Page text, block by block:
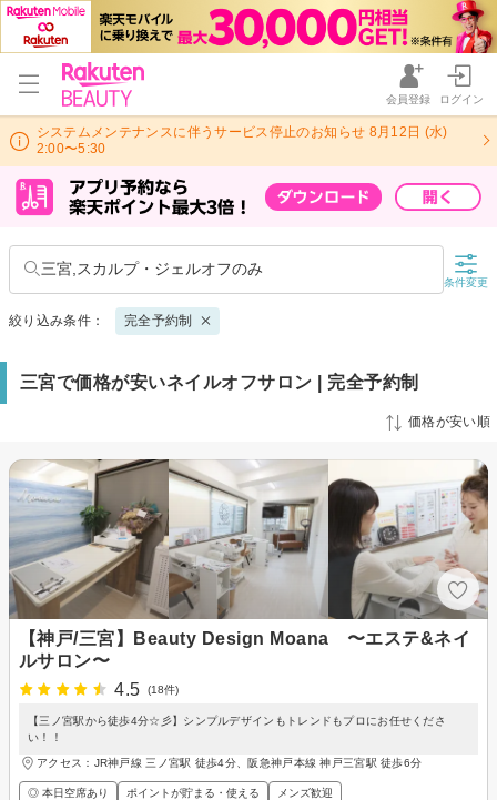
会員登録 ログイン
システムメンテナンスに伴うサービス停止のお知らせ 8月12日 (水)
2:00〜5:30
三宮,スカルプ・ジェルオフのみ
条件変更
絞り込み条件： 完全予約制
三宮で価格が安いネイルオフサロン | 完全予約制
価格が安い順
【神戸/三宮】Beauty Design Moana 〜エステ&ネイ
ルサロン〜
4.5
(18件)
【三ノ宮駅から徒歩4分☆彡】シンプルデザインもトレンドもプロにお任せくださ
い！！
アクセス：JR神戸線 三ノ宮駅 徒歩4分、阪急神戸本線 神戸三宮駅 徒歩6分
◎ 本日空席あり ポイントが貯まる・使える メンズ歓迎